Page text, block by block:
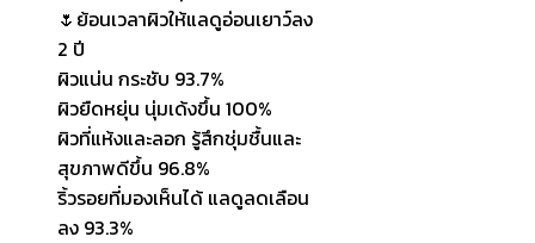
🌷ย้อนเวลาผิวให้แลดูอ่อนเยาว์ลง
2 ปี
ผิวแน่น กระชับ 93.7%
ผิวยืดหยุ่น นุ่มเด้งขึ้น 100%
ผิวที่แห้งและลอก รู้สึกชุ่มชื้นและ
สุขภาพดีขึ้น 96.8%
ริ้วรอยที่มองเห็นได้ แลดูลดเลือน
ลง 93.3%